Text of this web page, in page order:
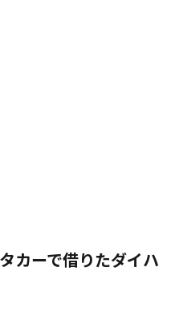
カーで借りたダイハ